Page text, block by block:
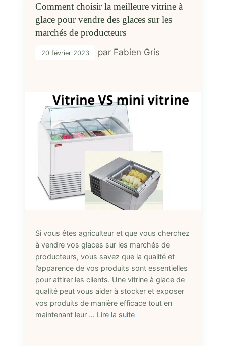
Comment choisir la meilleure vitrine à
glace pour vendre des glaces sur les
marchés de producteurs
20 février 2023 par Fabien Gris
Si vous êtes agriculteur et que vous cherchez
à vendre vos glaces sur les marchés de
producteurs, vous savez que la qualité et
l’apparence de vos produits sont essentielles
pour attirer les clients. Une vitrine à glace de
qualité peut vous aider à stocker et exposer
vos produits de manière efficace tout en
maintenant leur … Lire la suite